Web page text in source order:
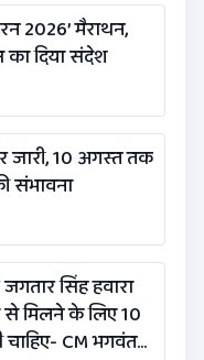
2026’ मैराथन,
दिया संदेश
जारी, 10 अगस्त तक
संभावना
सिंह हवारा
से मिलने के लिए 10
चाहिए- CM भगवंत